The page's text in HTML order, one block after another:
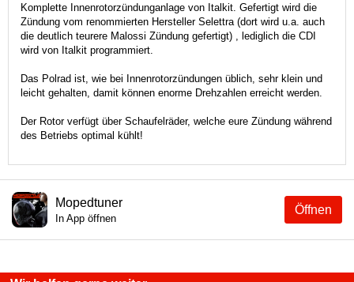
Komplette Innenrotorzündunganlage von Italkit. Gefertigt wird die
Zündung vom renommierten Hersteller Selettra (dort wird u.a. auch
die deutlich teurere Malossi Zündung gefertigt) , lediglich die CDI
wird von Italkit programmiert.
Das Polrad ist, wie bei Innenrotorzündungen üblich, sehr klein und
leicht gehalten, damit können enorme Drehzahlen erreicht werden.
Der Rotor verfügt über Schaufelräder, welche eure Zündung während
des Betriebs optimal kühlt!
Öffnen
Mopedtuner
In App öffnen